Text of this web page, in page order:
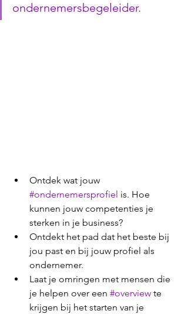
ondernemersbegeleider.
Ontdek wat jouw
#ondernemersprofiel is. Hoe
kunnen jouw competenties je
sterken in je business?
Ontdekt het pad dat het beste bij
jou past en bij jouw profiel als
ondernemer.
Laat je omringen met mensen die
je helpen over een #overview te
krijgen bij het starten van je